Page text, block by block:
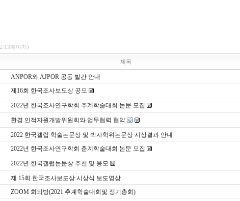
13페이지)
제목
ANPOR와 AJPOR 공동 발간 안내
제16회 한국조사보도상 공모
2022년 한국조사연구학회 추계학술대회 논문 모집
환경 인적자원개발위원회와 업무협력 협약
2022 한국갤럽 학술논문상 및 박사학위논문상 시상결과 안내
2022년 한국조사연구학회 춘계학술대회 논문 모집
2022년 한국갤럽논문상 추천 및 응모
제 15회 한국조사보도상 시상식 보도영상
ZOOM 회의방(2021 추계학술대회및 정기총회)